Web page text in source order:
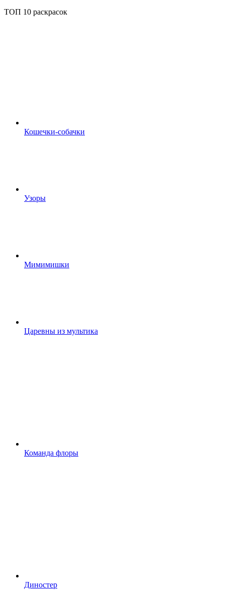
ТОП 10 раскрасок
Кошечки-собачки
Узоры
Мимимишки
Царевны из мультика
Команда флоры
Диностер